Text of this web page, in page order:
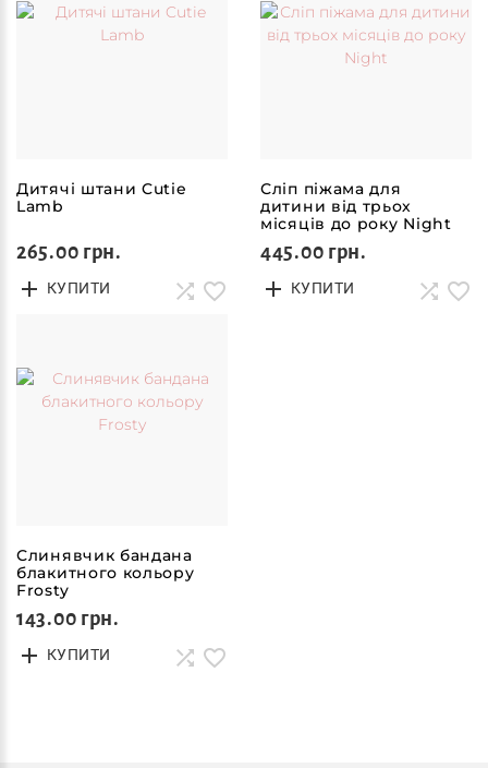
Дитячі штани Cutie
Lamb
265.00 грн.
КУПИТИ
Сліп піжама для
дитини від трьох
місяців до року Night
445.00 грн.
КУПИТИ
Слинявчик бандана
блакитного кольору
Frosty
143.00 грн.
КУПИТИ